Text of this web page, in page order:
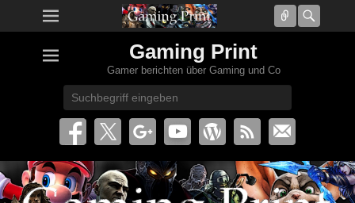
Connect
Gaming Print
Gamer berichten über Gaming und Co